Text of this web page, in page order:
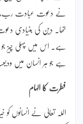
نے دعوت عبادت رب،
تھا۔ دین کی بنیادی
ہے۔ اس میں پہلی چیز
ہے جو ہر انسان میں
فطرت کا الہام
اللہ تعالیٰ نے انسانوں